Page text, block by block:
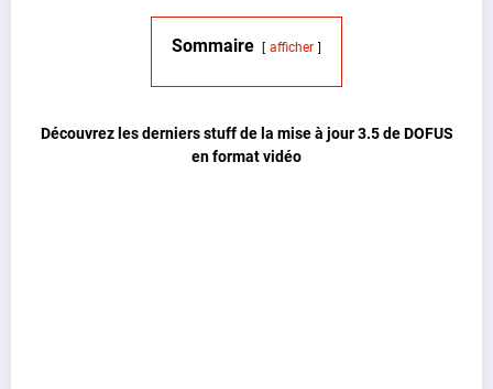
Sommaire afficher
Découvrez les derniers stuff de la mise à jour 3.5 de DOFUS
en format vidéo